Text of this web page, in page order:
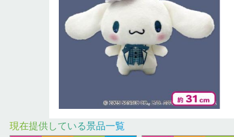
現在提供している景品一覧